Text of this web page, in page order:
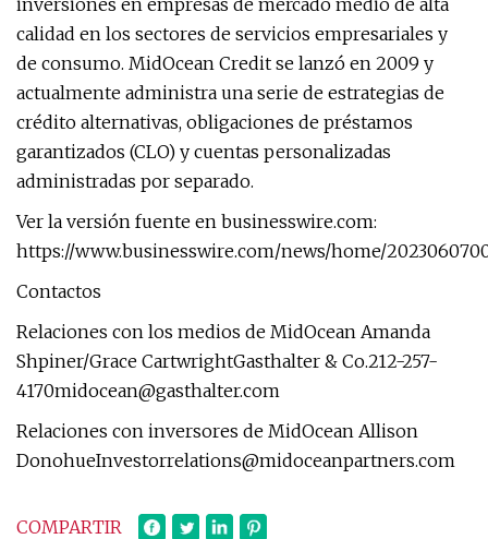
inversiones en empresas de mercado medio de alta
calidad en los sectores de servicios empresariales y
de consumo. MidOcean Credit se lanzó en 2009 y
actualmente administra una serie de estrategias de
crédito alternativas, obligaciones de préstamos
garantizados (CLO) y cuentas personalizadas
administradas por separado.
Ver la versión fuente en businesswire.com:
https://www.businesswire.com/news/home/
Contactos
Relaciones con los medios de MidOcean Amanda
Shpiner/Grace CartwrightGasthalter & Co.212-257-
4170midocean@gasthalter.com
Relaciones con inversores de MidOcean Allison
DonohueInvestorrelations@midoceanpartners.com
COMPARTIR